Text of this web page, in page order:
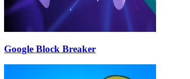
Google Block Breaker